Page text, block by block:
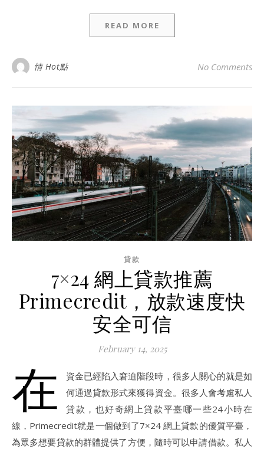
READ MORE
情 Hot點 No Comments
貸款
7×24 網上貸款推薦
Primecredit，放款速度快
安全可信
February 14, 2025
在
資金已經陷入窘迫階段時，很多人關心的就是如
何通過貸款形式來獲得資金。很多人會考慮私人
貸款，也好奇網上貸款平臺哪一些24小時在
線，Primecredit就是一個做到了7×24 網上貸款的優質平臺，
為眾多想要貸款的群體提供了方便，隨時可以申請借款。私人